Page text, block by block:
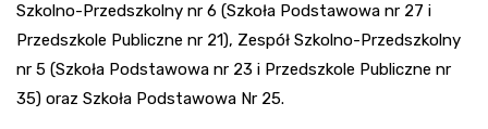
Szkolno-Przedszkolny nr 6 (Szkoła Podstawowa nr 27 i
Przedszkole Publiczne nr 21), Zespół Szkolno-Przedszkolny
nr 5 (Szkoła Podstawowa nr 23 i Przedszkole Publiczne nr
35) oraz Szkoła Podstawowa Nr 25.